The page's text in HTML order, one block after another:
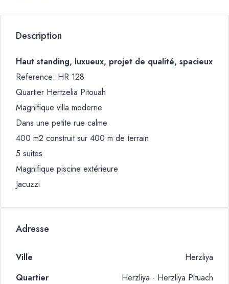
Description
Haut standing, luxueux, projet de qualité, spacieux
Reference: HR 128
Quartier Hertzelia Pitouah
Magnifique villa moderne
Dans une petite rue calme
400 m2 construit sur 400 m de terrain
5 suites
Magnifique piscine extérieure
Jacuzzi
Adresse
Ville
Herzliya
Quartier
Herzliya - Herzliya Pituach